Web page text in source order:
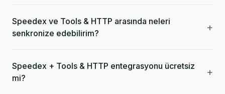
Speedex ve Tools & HTTP arasında neleri
senkronize edebilirim?
+
Speedex + Tools & HTTP entegrasyonu ücretsiz
mi?
+